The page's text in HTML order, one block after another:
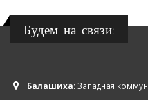
Будем на связи!
Балашиха:Западная